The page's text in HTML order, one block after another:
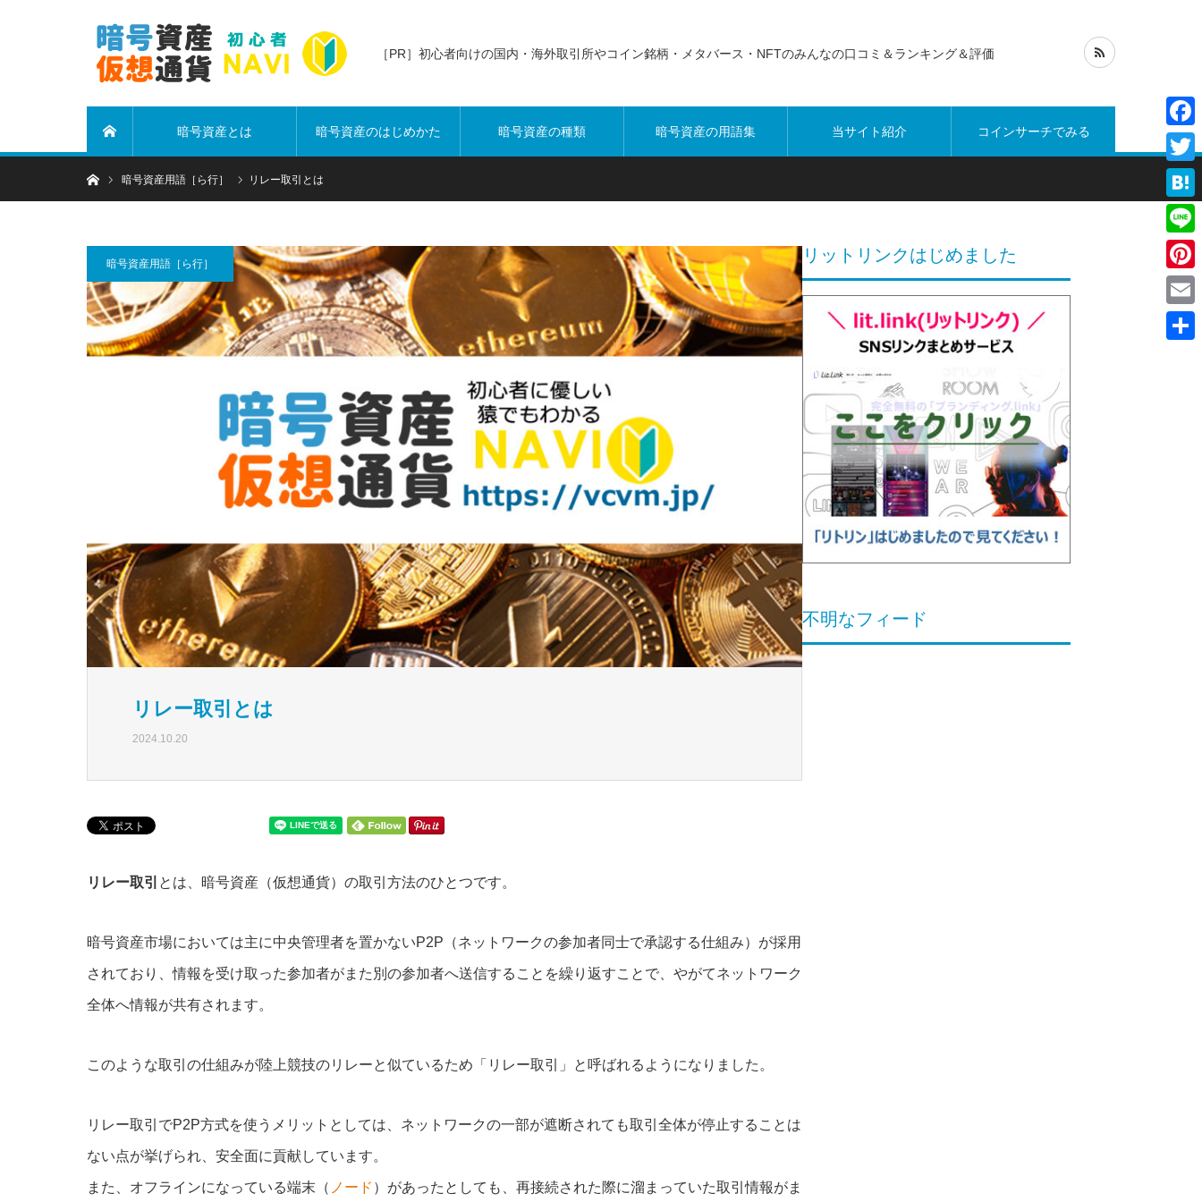
［PR］初心者向けの国内・海外取引所やコイン銘柄・メタバース・NFTのみんなの口コミ＆ランキング＆評価
暗号資産とは 暗号資産のはじめかた 暗号資産の種類 暗号資産の用語集 当サイト紹介 コインサーチでみる
ホーム暗号資産用語［ら行］ リレー取引とは
暗号資産用語［ら行］
リレー取引とは
2024.10.20
リレー取引 とは、暗号資産（仮想通貨）の取引方法のひとつです。
暗号資産市場においては主に中央管理者を置かないP2P（ネットワークの参加者同士で承認する仕組み）が採用
されており、情報を受け取った参加者がまた別の参加者へ送信することを繰り返すことで、やがてネットワーク
全体へ情報が共有されます。
このような取引の仕組みが陸上競技のリレーと似ているため「リレー取引」と呼ばれるようになりました。
リレー取引でP2P方式を使うメリットとしては、ネットワークの一部が遮断されても取引全体が停止することは
ない点が挙げられ、安全面に貢献しています。
また、オフラインになっている端末（ ノード ）があったとしても、再接続された際に溜まっていた取引情報がま
リットリンクはじめました
不明なフィード
Line
Email